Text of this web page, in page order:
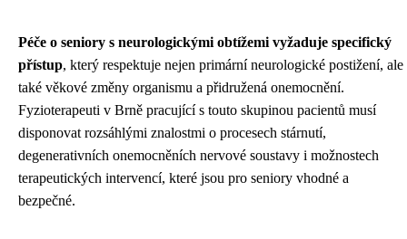
Péče o seniory s neurologickými obtížemi vyžaduje specifický
přístup, který respektuje nejen primární neurologické postižení, ale
také věkové změny organismu a přidružená onemocnění.
Fyzioterapeuti v Brně pracující s touto skupinou pacientů musí
disponovat rozsáhlými znalostmi o procesech stárnutí,
degenerativních onemocněních nervové soustavy i možnostech
terapeutických intervencí, které jsou pro seniory vhodné a
bezpečné.